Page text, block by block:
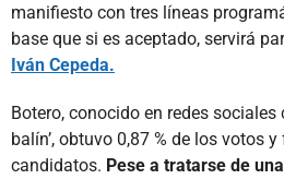
manifiesto con tres líneas
base que si es aceptado, servirá
Iván Cepeda.
Botero, conocido en redes sociales
balín’, obtuvo 0,87 % de los votos
candidatos. Pese a tratarse de